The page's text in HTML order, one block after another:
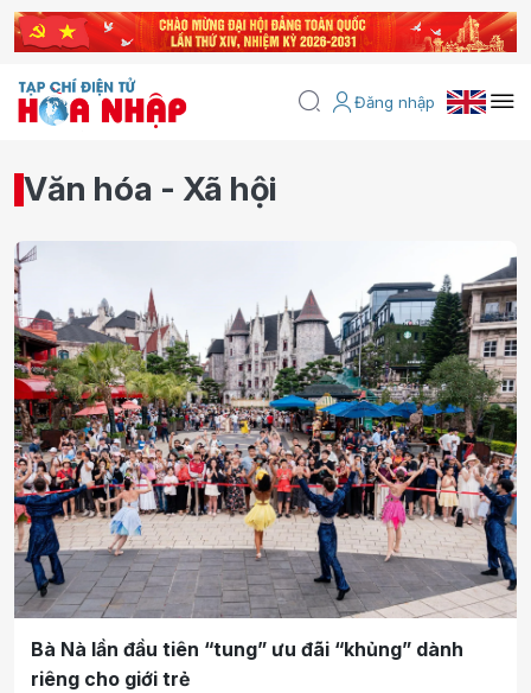
Đăng nhập
Văn hóa - Xã hội
Bà Nà lần đầu tiên “tung” ưu đãi “khủng” dành
riêng cho giới trẻ